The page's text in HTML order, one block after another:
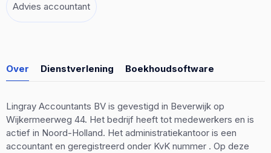
Advies accountant
Over Dienstverlening Boekhoudsoftware
Lingray Accountants BV is gevestigd in Beverwijk op
Wijkermeerweg 44. Het bedrijf heeft tot medewerkers en is
actief in Noord-Holland. Het administratiekantoor is een
accountant en geregistreerd onder KvK nummer . Op deze